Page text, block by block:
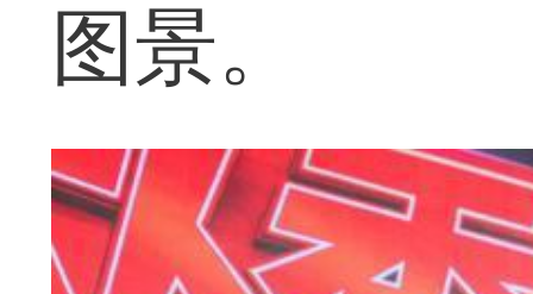
图景。